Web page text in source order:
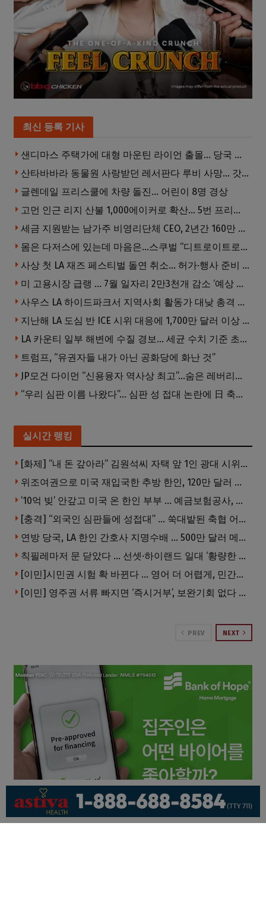
최신 등록 기사
샌디마스 주택가에 대형 마운틴 라이언 출몰… 당국 긴급 대응, 주민 접근 자제 당부
산타바바라 동물원 사랑받던 레서판다 루비 사망… 갓 태어난 새끼 2마리 잃은 지 수주 만
글렌데일 프리스쿨에 차량 돌진… 어린이 8명 경상
고먼 인근 리지 산불 1,000에이커로 확산… 5번 프리웨이 양방향 전면 폐쇄
세금 지원받는 남가주 비영리단체 CEO, 2년간 160만 달러 이상 받아… 미사용 휴가수당만 수십만 달러
몸은 다저스에 있는데 마음은…스쿠벌 “디트로이트로 돌아가고파”
사상 첫 LA 재즈 페스티벌 돌연 취소… 허가·행사 준비 문제로 일정 변경
미 고용시장 급랭 … 7월 일자리 2만3천개 감소 ‘예상 밖 쇼크’
사우스 LA 하이드파크서 지역사회 활동가 대낮 총격 사망… 용의자 도주
지난해 LA 도심 반 ICE 시위 대응에 1,700만 달러 이상 지출… LAPD, 대규모 시위 대비 강화 필요
LA 카운티 일부 해변에 수질 경보… 세균 수치 기준 초과, 입수 자제 당부
트럼프, “유권자들 내가 아닌 공화당에 화난 것”
JP모건 다이먼 “신용융자 역사상 최고”…숨은 레버리지 경고
“우리 심판 이름 나왔다”… 심판 성 접대 논란에 日 축구계 발칵
실시간 랭킹
[화제] “내 돈 갚아라” 김원석씨 자택 앞 1인 광대 시위 … 한인 투자사, “108만 달러 못받아”
위조여권으로 미국 재입국한 추방 한인, 120만 달러 은행 사기 행각
’10억 빚’ 안갚고 미국 온 한인 부부 … 예금보험공사, 미국서 소송
[충격] “외국인 심판들에 성접대” … 쑥대밭된 축협 어디까지 추락하나
연방 당국, LA 한인 간호사 지명수배 … 500만 달러 메디캐어 사기, 선고 직전 한국 도주
칙필레마저 문 닫았다 … 선셋·하이랜드 일대 ‘황량한 거리’로
[이민]시민권 시험 확 바뀐다 … 영어 더 어렵게, 민간시험 도입 추진
[이민] 영주권 서류 빠지면 ‘즉시거부’, 보완기회 없다 … 이민심사 8월부터 확 바뀐다
PREV NEXT